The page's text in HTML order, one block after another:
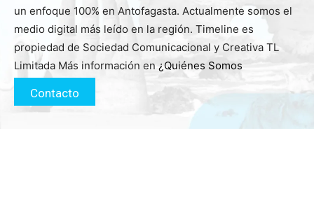
un enfoque 100% en Antofagasta. Actualmente somos el
medio digital más leído en la región. Timeline es
propiedad de Sociedad Comunicacional y Creativa TL
Limitada Más información en ¿Quiénes Somos
Contacto